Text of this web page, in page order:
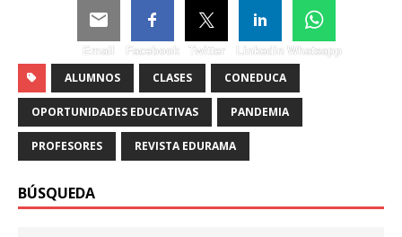
Email Facebook Twitter Linkedin Whatsapp
ALUMNOS CLASES CONEDUCA
OPORTUNIDADES EDUCATIVAS PANDEMIA
PROFESORES REVISTA EDURAMA
BÚSQUEDA